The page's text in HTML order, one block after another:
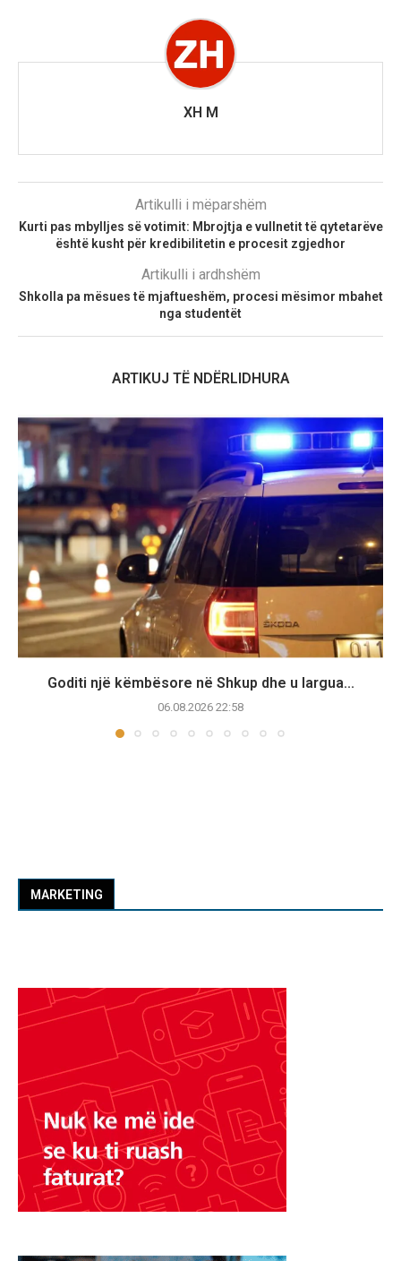
XH M
Artikulli i mëparshëm
Kurti pas mbylljes së votimit: Mbrojtja e vullnetit të qytetarëve
është kusht për kredibilitetin e procesit zgjedhor
Artikulli i ardhshëm
Shkolla pa mësues të mjaftueshëm, procesi mësimor mbahet
nga studentët
ARTIKUJ TË NDËRLIDHURA
Goditi një këmbësore në Shkup dhe u largua...
06.08.2026 22:58
MARKETING